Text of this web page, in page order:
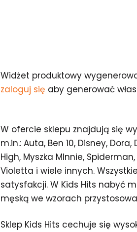
Widżet produktowy
zaloguj się aby generować
W ofercie sklepu znajdują się
m.in.: Auta, Ben 10, Disney,
High, Myszka MInnie,
Violetta i wiele innych.
satysfakcji. W Kids Hits nabyć
męską we wzorach
Sklep Kids Hits cechuje się